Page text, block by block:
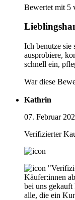
Bewertet mit 5
Ich benutze sie
ausprobiere,
schnell ein,
War diese
Kathrin
07. Februar
Verifizierter
Käufer:innen
bei uns gekauft
alle, die ein